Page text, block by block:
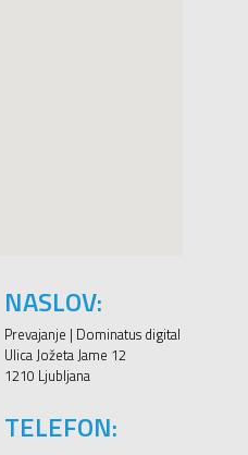
NASLOV:
Prevajanje | Dominatus digital
Ulica Jožeta Jame 12
1210 Ljubljana
TELEFON: